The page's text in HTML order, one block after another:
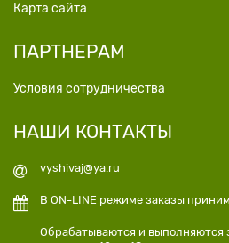
Карта сайта
ПАРТНЕРАМ
Условия сотрудничества
НАШИ КОНТАКТЫ
vyshivaj@ya.ru
В ON-LINE режиме заказы
Обрабатываются и выполняются